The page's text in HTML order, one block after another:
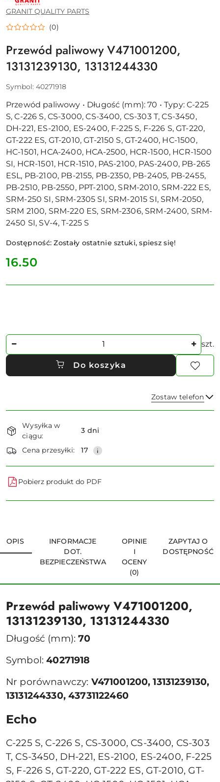
PARTS
GRANIT QUALITY PARTS
(0)
Przewód paliwowy V471001200,
13131239130, 13131244330
Symbol: 40271918
Przewód paliwowy • Długość (mm): 70 • Typy: C-225
S, C-226 S, CS-3000, CS-3400, CS-303 T, CS-3450,
DH-221, ES-2100, ES-2400, F-225 S, F-226 S, GT-220,
GT-222 ES, GT-2010, GT-2150 S, GT-2400, HC-1500,
HC-1501, HCA-2400, HCA-2500, HCR-1500, HCR-1500
SI, HCR-1501, HCR-1510, PAS-2100, PAS-2400, PB-265
ESL, PB-2100, PB-2155, PB-2350, PB-2405, PB-2455,
PB-2510, PB-2550, PPT-2100, SRM-2010, SRM-222 ES,
SRM-250 SI, SRM-2305 SI, SRM-2015 SI, SRM-2050,
SRM 2100, SRM-220 ES, SRM-2306, SRM-2400, SRM-
2450 SI, SV-4, T-225 S
Dostępność:Zostały ostatnie sztuki, spiesz się!
cena:
16.50
Ilość szt.
Do koszyka
Zostaw telefon
Dostępność
i
dostawa
Wysyłka w
ciągu:
3 dni
Cena przesyłki: 17
Pobierz produkt do PDF
OPIS
INFORMACJE
DOT.
BEZPIECZEŃSTWA
OPINIE
I
OCENY
(0)
ZAPYTAJ O
DOSTĘPNOŚĆ
Przewód paliwowy V471001200,
13131239130, 13131244330
Długość (mm):70
Symbol:40271918
Nr porównawczy: V471001200, 13131239130,
13131244330, 43731122460
Echo
C-225 S, C-226 S, CS-3000, CS-3400, CS-303
T, CS-3450, DH-221, ES-2100, ES-2400, F-225
S, F-226 S, GT-220, GT-222 ES, GT-2010, GT-